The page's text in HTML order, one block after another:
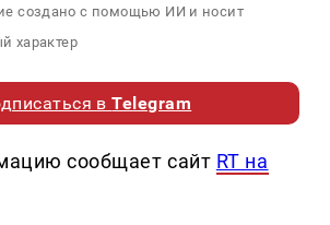
создано с помощью ИИ и носит
характер
вTelegram
сообщает сайт RT на